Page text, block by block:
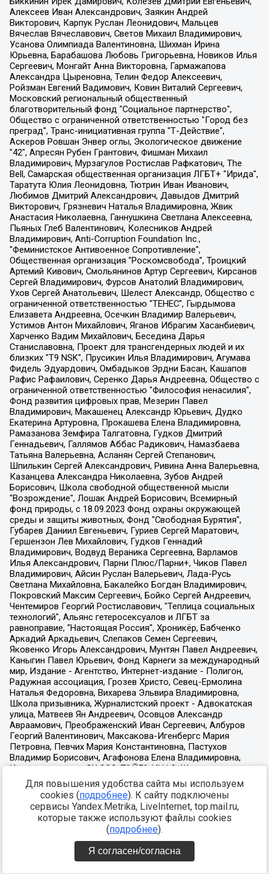
Для повышения удобства сайта мы используем
cookies (подробнее). К сайту подключены
сервисы Yandex.Metrika, LiveInternet, top.mail.ru,
которые также используют файлы cookies
(подробнее).
Я согласен/согласна